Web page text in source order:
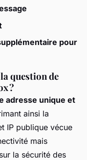
pour
question de
?
adresse unique et
ainsi la
IP publique vécue
mais
la sécurité des